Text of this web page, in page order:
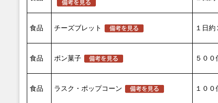
食品 チーズブレット １日約
食品 ポン菓子 ５０
食品 ラスク・ポップコーン １００